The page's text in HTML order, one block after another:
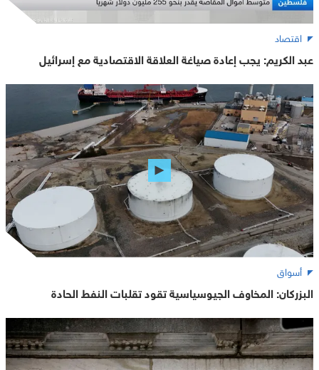
اقتصاد
عبد الكريم: يجب إعادة صياغة العلاقة الاقتصادية مع إسرائيل
أسواق
البزركان: المخاوف الجيوسياسية تقود تقلبات النفط الحادة